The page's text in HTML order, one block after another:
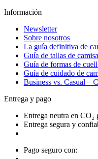
Información
Newsletter
Sobre nosotros
La guía definitiva de
Guía de tallas de
Guía de formas de
Guía de cuidado de
Business vs. Casual –
Entrega y pago
Entrega neutra en CO₂
Entrega segura y
Pago seguro con: